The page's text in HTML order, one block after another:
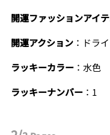
開運ファッションアイ
開運アクション：ドラ
ラッキーカラー：水色
ラッキーナンバー：1